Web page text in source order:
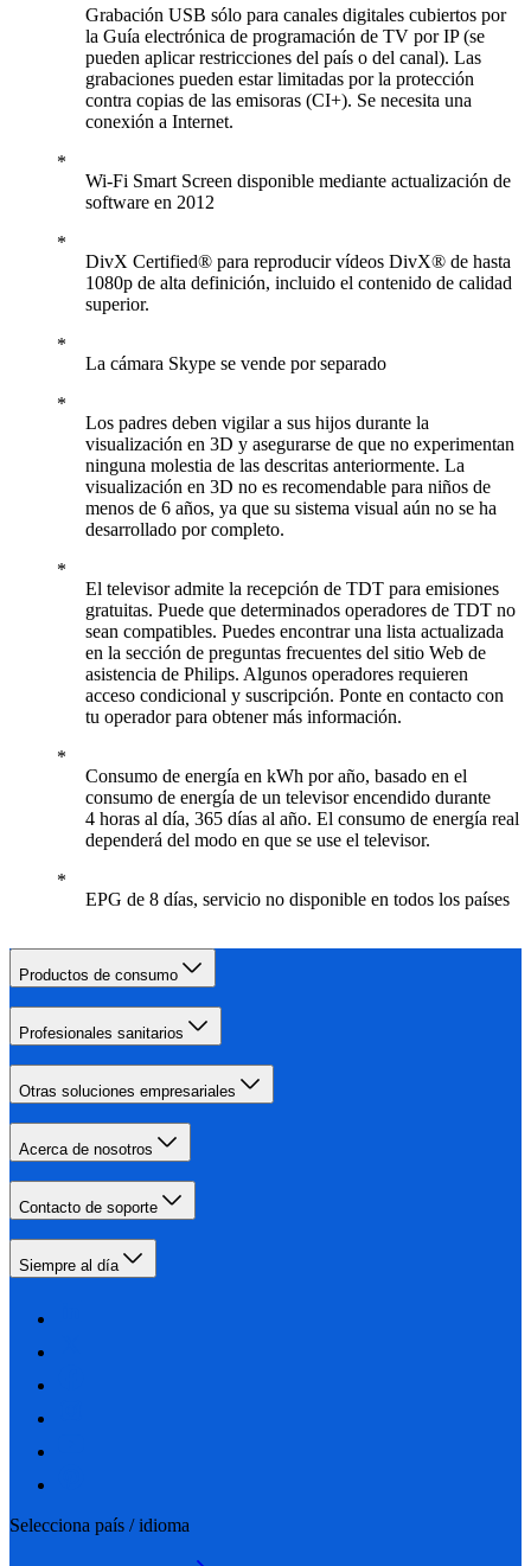
Grabación USB sólo para canales digitales cubiertos por
la Guía electrónica de programación de TV por IP (se
pueden aplicar restricciones del país o del canal). Las
grabaciones pueden estar limitadas por la protección
contra copias de las emisoras (CI+). Se necesita una
conexión a Internet.
Wi-Fi Smart Screen disponible mediante actualización de
software en 2012
DivX Certified® para reproducir vídeos DivX® de hasta
1080p de alta definición, incluido el contenido de calidad
superior.
La cámara Skype se vende por separado
Los padres deben vigilar a sus hijos durante la
visualización en 3D y asegurarse de que no experimentan
ninguna molestia de las descritas anteriormente. La
visualización en 3D no es recomendable para niños de
menos de 6 años, ya que su sistema visual aún no se ha
desarrollado por completo.
El televisor admite la recepción de TDT para emisiones
gratuitas. Puede que determinados operadores de TDT no
sean compatibles. Puedes encontrar una lista actualizada
en la sección de preguntas frecuentes del sitio Web de
asistencia de Philips. Algunos operadores requieren
acceso condicional y suscripción. Ponte en contacto con
tu operador para obtener más información.
Consumo de energía en kWh por año, basado en el
consumo de energía de un televisor encendido durante
4 horas al día, 365 días al año. El consumo de energía real
dependerá del modo en que se use el televisor.
EPG de 8 días, servicio no disponible en todos los países
Productos de consumo
Profesionales sanitarios
Otras soluciones empresariales
Acerca de nosotros
Contacto de soporte
Siempre al día
Selecciona país / idioma